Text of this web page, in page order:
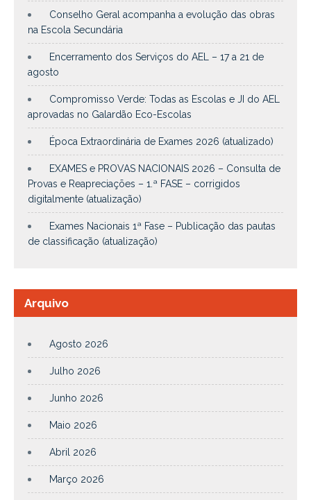
Conselho Geral acompanha a evolução das obras
na Escola Secundária
Encerramento dos Serviços do AEL – 17 a 21 de
agosto
Compromisso Verde: Todas as Escolas e JI do AEL
aprovadas no Galardão Eco-Escolas
Época Extraordinária de Exames 2026 (atualizado)
EXAMES e PROVAS NACIONAIS 2026 – Consulta de
Provas e Reapreciações – 1.ª FASE – corrigidos
digitalmente (atualização)
Exames Nacionais 1ª Fase – Publicação das pautas
de classificação (atualização)
Arquivo
Agosto 2026
Julho 2026
Junho 2026
Maio 2026
Abril 2026
Março 2026